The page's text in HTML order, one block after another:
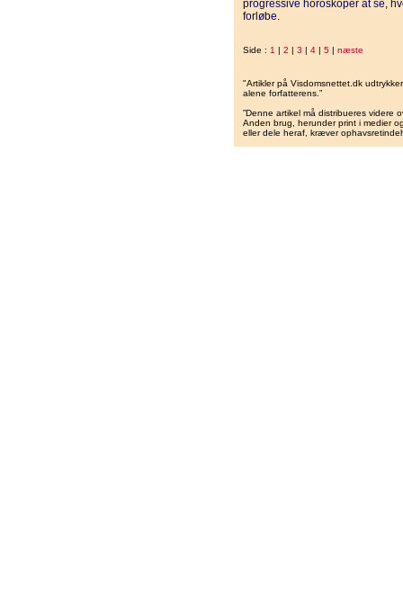
progressive horoskoper at se,
forløbe.
Side : 1 | 2 | 3 | 4 | 5 | næste
"Artikler på Visdomsnettet.dk
alene forfatterens.”
”Denne artikel må distribueres videre
Anden brug, herunder print i medier
eller dele heraf, kræver